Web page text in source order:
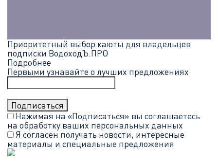
Приоритетный выбор каюты для владельцев
подписки ВодоходЪ.ПРО
Подробнее
Первыми узнавайте о лучших предложениях
Нажимая на «Подписаться» вы соглашаетесь
на обработку ваших персональных данных
Я согласен получать новости, интересные
материалы и специальные предложения